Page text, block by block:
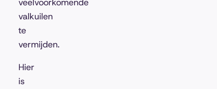
veelvoorkomende
valkuilen
te
vermijden.
Hier
is